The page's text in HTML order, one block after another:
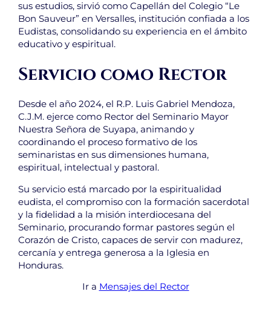
sus estudios, sirvió como Capellán del Colegio “Le
Bon Sauveur” en Versalles, institución confiada a los
Eudistas, consolidando su experiencia en el ámbito
educativo y espiritual.
Servicio como Rector
Desde el año 2024, el R.P. Luis Gabriel Mendoza,
C.J.M. ejerce como Rector del Seminario Mayor
Nuestra Señora de Suyapa, animando y
coordinando el proceso formativo de los
seminaristas en sus dimensiones humana,
espiritual, intelectual y pastoral.
Su servicio está marcado por la espiritualidad
eudista, el compromiso con la formación sacerdotal
y la fidelidad a la misión interdiocesana del
Seminario, procurando formar pastores según el
Corazón de Cristo, capaces de servir con madurez,
cercanía y entrega generosa a la Iglesia en
Honduras.
Ir a Mensajes del Rector